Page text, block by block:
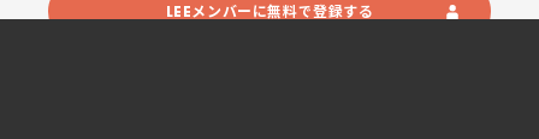
LEEメンバーに無料で登録する